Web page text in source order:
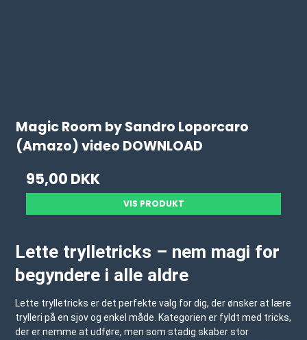
Magic Room by Sandro Loporcaro
(Amazo) video DOWNLOAD
95,00 DKK
VIS PRODUKT
Lette trylletricks – nem magi for
begyndere i alle aldre
Lette trylletricks er det perfekte valg for dig, der ønsker at lære
trylleri på en sjov og enkel måde. Kategorien er fyldt med tricks,
der er nemme at udføre, men som stadig skaber stor